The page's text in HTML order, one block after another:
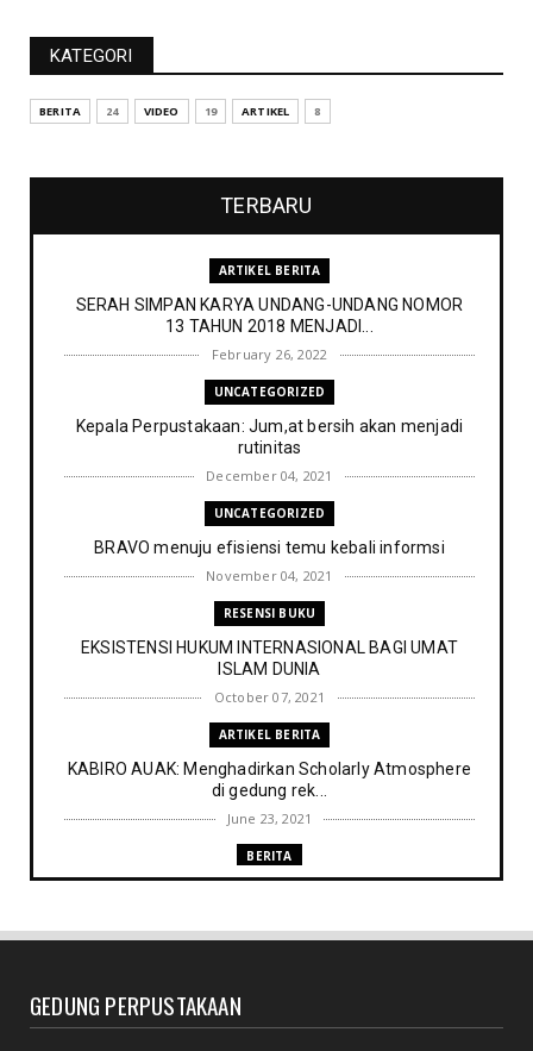
KATEGORI
BERITA 24 VIDEO 19 ARTIKEL 8
TERBARU
ARTIKEL BERITA
SERAH SIMPAN KARYA UNDANG-UNDANG NOMOR
13 TAHUN 2018 MENJADI...
February 26, 2022
UNCATEGORIZED
Kepala Perpustakaan: Jum,at bersih akan menjadi
rutinitas
December 04, 2021
UNCATEGORIZED
BRAVO menuju efisiensi temu kebali informsi
November 04, 2021
RESENSI BUKU
EKSISTENSI HUKUM INTERNASIONAL BAGI UMAT
ISLAM DUNIA
October 07, 2021
ARTIKEL BERITA
KABIRO AUAK: Menghadirkan Scholarly Atmosphere
di gedung rek...
June 23, 2021
BERITA
June 06, 2021
Proker UPT. Perpustakaan IAIN Parepare menuju
perpustakaan ...
GEDUNG PERPUSTAKAAN